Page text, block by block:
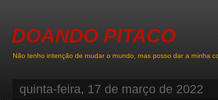
DOANDO PITACO
Não tenho intenção de mudar o mundo, mas posso dar a minha
quinta-feira, 17 de março de 2022